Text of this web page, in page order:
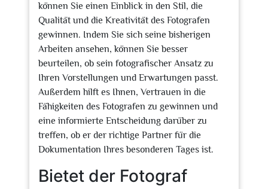
können Sie einen Einblick in den Stil, die
Qualität und die Kreativität des Fotografen
gewinnen. Indem Sie sich seine bisherigen
Arbeiten ansehen, können Sie besser
beurteilen, ob sein fotografischer Ansatz zu
Ihren Vorstellungen und Erwartungen passt.
Außerdem hilft es Ihnen, Vertrauen in die
Fähigkeiten des Fotografen zu gewinnen und
eine informierte Entscheidung darüber zu
treffen, ob er der richtige Partner für die
Dokumentation Ihres besonderen Tages ist.
Bietet der Fotograf